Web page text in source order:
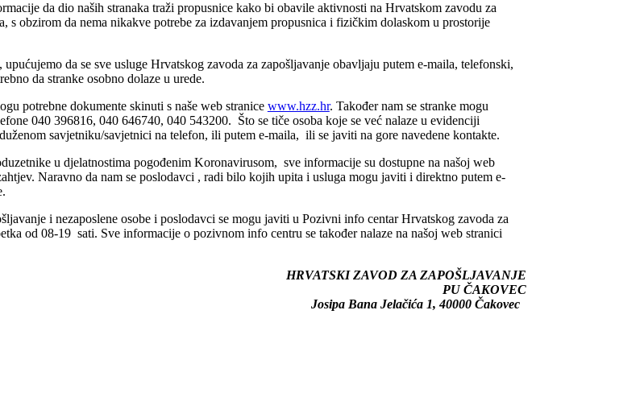
da dio naših stranaka traži propusnice kako bi obavile aktivnosti na Hrvatskom zavodu za
s obzirom da nema nikakve potrebe za izdavanjem propusnica i fizičkim dolaskom u prostorije
da se sve usluge Hrvatskog zavoda za zapošljavanje obavljaju putem e-maila, telefonski,
da stranke osobno dolaze u urede.
potrebne dokumente skinuti s naše web stranice www.hzz.hr. Također nam se stranke mogu
040 396816, 040 646740, 040 543200. Što se tiče osoba koje se već nalaze u evidenciji
savjetniku/savjetnici na telefon, ili putem e-maila, ili se javiti na gore navedene kontakte.
u djelatnostima pogođenim Koronavirusom, sve informacije su dostupne na našoj web
Naravno da nam se poslodavci , radi bilo kojih upita i usluga mogu javiti i direktno putem e-
i nezaposlene osobe i poslodavci se mogu javiti u Pozivni info centar Hrvatskog zavoda za
od 08-19 sati. Sve informacije o pozivnom info centru se također nalaze na našoj web stranici
HRVATSKI ZAVOD ZA ZAPOŠLJAVANJE
PU ČAKOVEC
Josipa Bana Jelačića 1, 40000 Čakovec